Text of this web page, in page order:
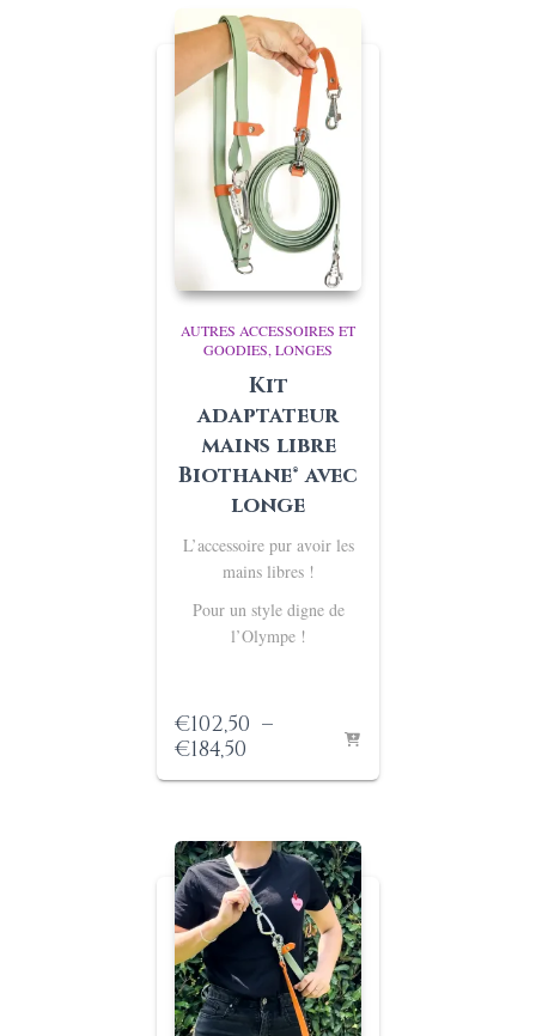
AUTRES ACCESSOIRES ET
GOODIES LONGES
Kit
adaptateur
mains libre
Biothane® avec
longe
L’accessoire pur avoir les
mains libres !
Pour un style digne de
l’Olympe !
€102,50 –
€184,50
de
à
€184,50